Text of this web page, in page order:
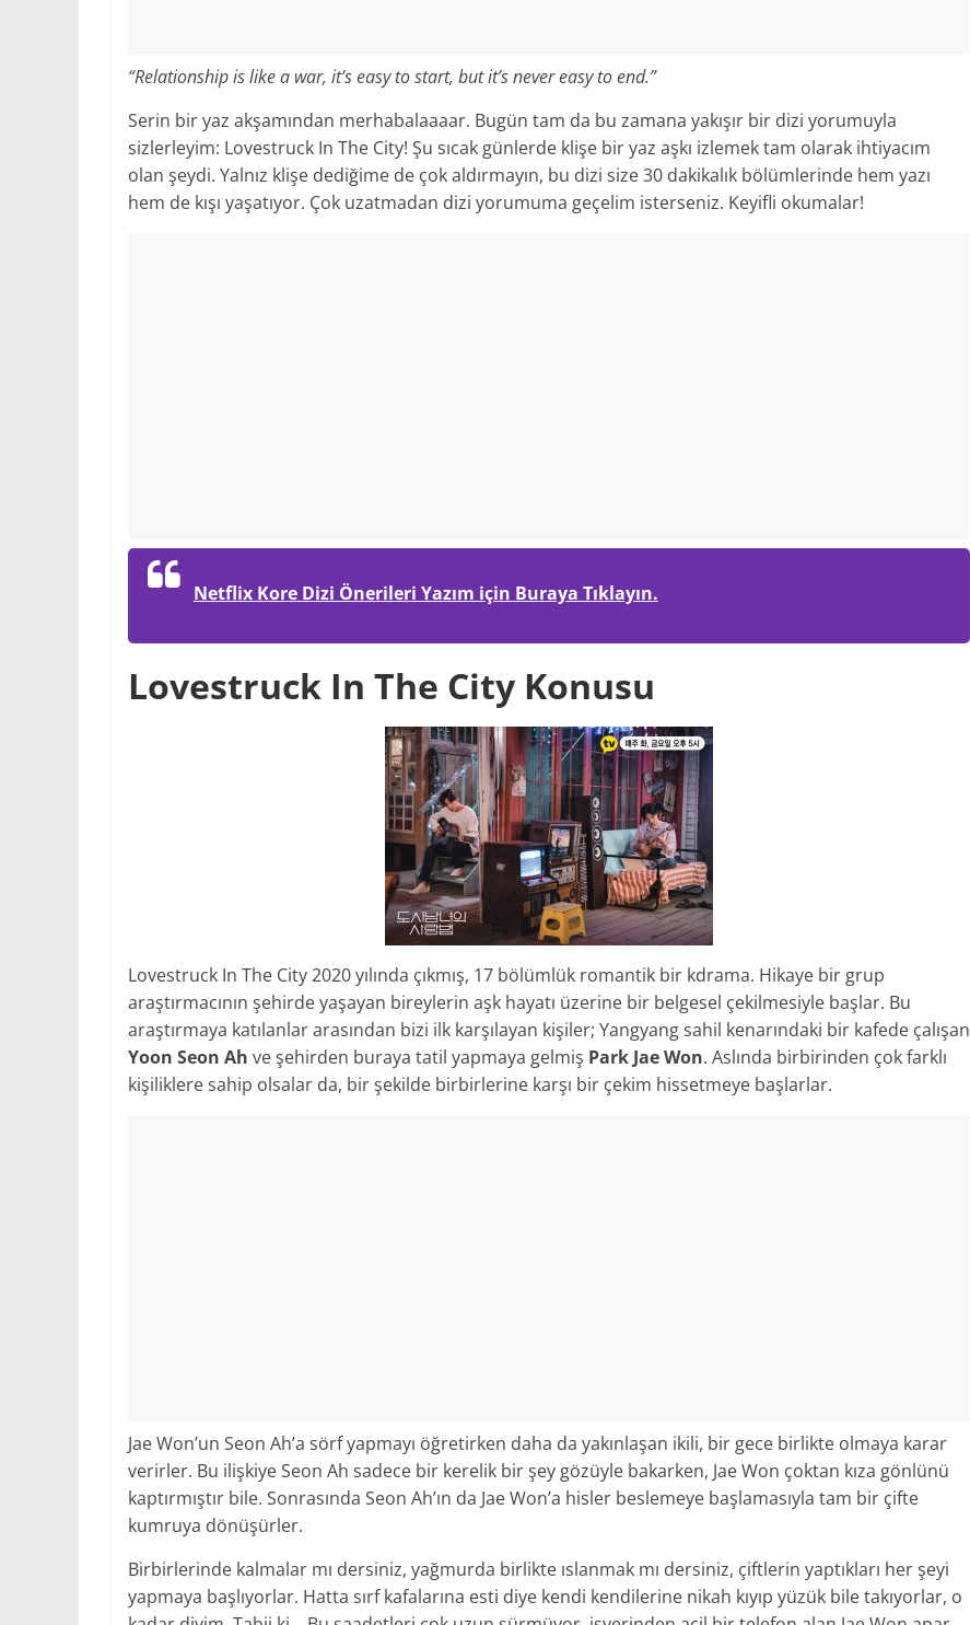
“Relationship is like a war, it’s easy to start, but it’s never easy to end.”
Serin bir yaz akşamından merhabalaaaar. Bugün tam da bu zamana yakışır bir dizi yorumuyla
sizlerleyim: Lovestruck In The City! Şu sıcak günlerde klişe bir yaz aşkı izlemek tam olarak ihtiyacım
olan şeydi. Yalnız klişe dediğime de çok aldırmayın, bu dizi size 30 dakikalık bölümlerinde hem yazı
hem de kışı yaşatıyor. Çok uzatmadan dizi yorumuma geçelim isterseniz. Keyifli okumalar!
Netflix Kore Dizi Önerileri Yazım için Buraya Tıklayın.
Lovestruck In The City Konusu
Lovestruck In The City 2020 yılında çıkmış, 17 bölümlük romantik bir kdrama. Hikaye bir grup
araştırmacının şehirde yaşayan bireylerin aşk hayatı üzerine bir belgesel çekilmesiyle başlar. Bu
araştırmaya katılanlar arasından bizi ilk karşılayan kişiler; Yangyang sahil kenarındaki bir kafede çalışan
Yoon Seon Ah ve şehirden buraya tatil yapmaya gelmiş Park Jae Won. Aslında birbirinden çok farklı
kişiliklere sahip olsalar da, bir şekilde birbirlerine karşı bir çekim hissetmeye başlarlar.
Jae Won’un Seon Ah’a sörf yapmayı öğretirken daha da yakınlaşan ikili, bir gece birlikte olmaya karar
verirler. Bu ilişkiye Seon Ah sadece bir kerelik bir şey gözüyle bakarken, Jae Won çoktan kıza gönlünü
kaptırmıştır bile. Sonrasında Seon Ah’ın da Jae Won’a hisler beslemeye başlamasıyla tam bir çifte
kumruya dönüşürler.
Birbirlerinde kalmalar mı dersiniz, yağmurda birlikte ıslanmak mı dersiniz, çiftlerin yaptıkları her şeyi
yapmaya başlıyorlar. Hatta sırf kafalarına esti diye kendi kendilerine nikah kıyıp yüzük bile takıyorlar, o